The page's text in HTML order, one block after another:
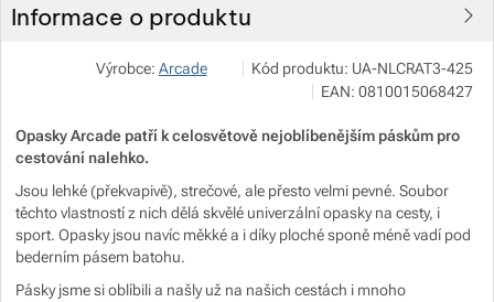
Informace o produktu
Výrobce: Arcade Zobrazit více
SNOWBOARD ZEZULA s.r.o.
Palackého třída 3078/170 612 00
info@snowboard-zezula.cz
Kód produktu: UA-NLCRAT3-425
EAN: 0810015068427
Opasky Arcade patří k celosvětově nejoblíbenějším páskům pro
cestování nalehko.
Jsou lehké (překvapivě), strečové, ale přesto velmi pevné. Soubor
těchto vlastností z nich dělá skvělé univerzální opasky na cesty, i
sport. Opasky jsou navíc měkké a i díky ploché sponě méně vadí pod
bederním pásem batohu.
Pásky jsme si oblíbili a našly už na našich cestách i mnoho